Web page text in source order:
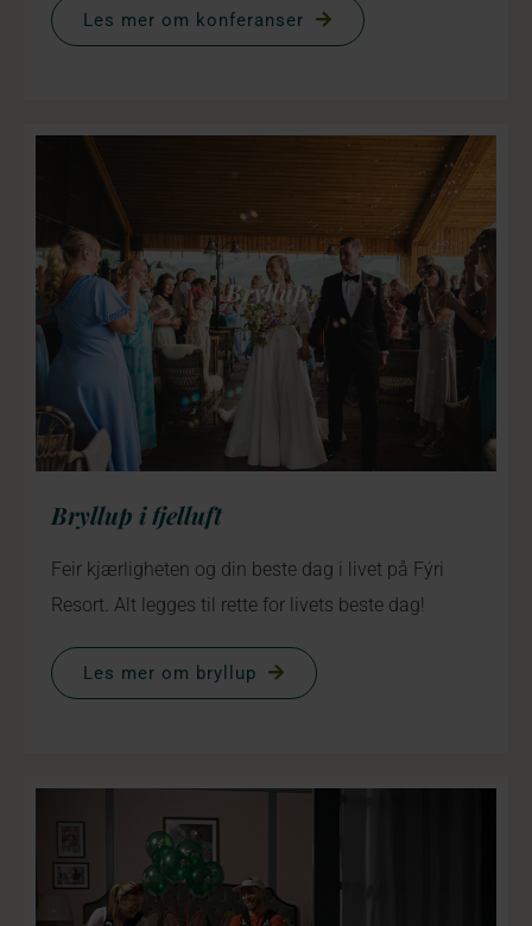
Les mer om konferanser
Bryllup
Bryllup i fjelluft
Feir kjærligheten og din beste dag i livet på Fýri
Resort. Alt legges til rette for livets beste dag!
Les mer om bryllup